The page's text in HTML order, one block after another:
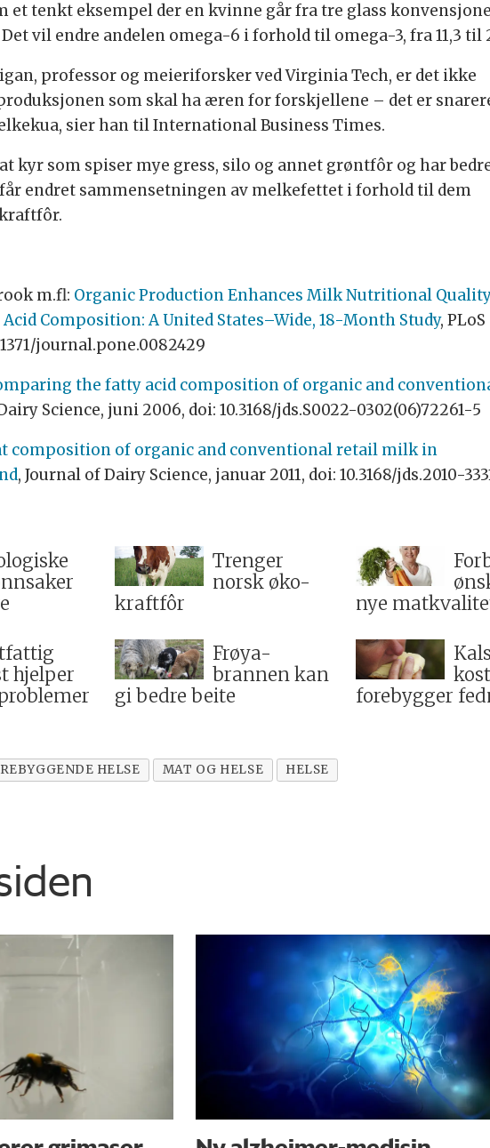
et tenkt eksempel der en kvinne går fra tre glass
vil endre andelen omega-6 i forhold til omega-3, fra 11,3 til
professor og meieriforsker ved Virginia Tech, er det ikke
som skal ha æren for forskjellene – det er
sier han til International Business Times.
kyr som spiser mye gress, silo og annet grøntfôr og har
endret sammensetningen av melkefettet i forhold til dem
m.fl: Organic Production Enhances Milk Nutritional
Composition: A United States–Wide, 18-Month Study, PLoS
journal.pone.0082429
the fatty acid composition of organic and
Science, juni 2006, doi: 10.3168/jds.S0022-0302(06)72261-5
composition of organic and conventional retail milk in
, Journal of Dairy Science, januar 2011, doi: 10.3168/jds.2010-
Trenger
norsk øko-
kraftfôr
nye
hjelper
Frøya-
brannen kan
gi bedre beite
forebygger
HELSE MAT OG HELSE HELSE